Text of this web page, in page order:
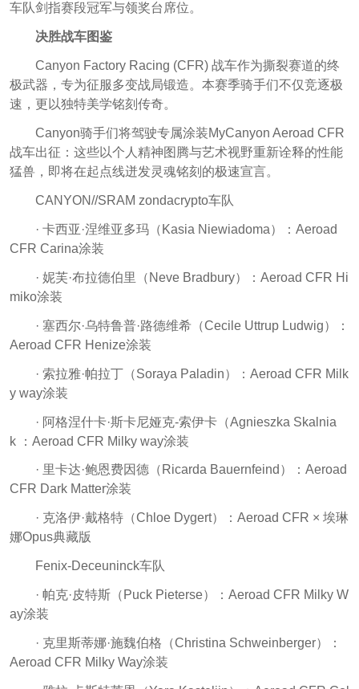
车队剑指赛段冠军与领奖台席位。
决胜战车图鉴
Canyon Factory Racing (CFR) 战车作为撕裂赛道的终
极武器，专为征服多变战局锻造。本赛季骑手们不仅竞逐极
速，更以独特美学铭刻传奇。
Canyon骑手们将驾驶专属涂装MyCanyon Aeroad CFR
战车出征：这些以个人精神图腾与艺术视野重新诠释的性能
猛兽，即将在起点线迸发灵魂铭刻的极速宣言。
CANYON//SRAM zondacrypto车队
· 卡西亚·涅维亚多玛（Kasia Niewiadoma）：Aeroad
CFR Carina涂装
· 妮芙·布拉德伯里（Neve Bradbury）：Aeroad CFR Hi
miko涂装
· 塞西尔·乌特鲁普·路德维希（Cecile Uttrup Ludwig）：
Aeroad CFR Henize涂装
· 索拉雅·帕拉丁（Soraya Paladin）：Aeroad CFR Milk
y way涂装
· 阿格涅什卡·斯卡尼娅克-索伊卡（Agnieszka Skalnia
k ：Aeroad CFR Milky way涂装
· 里卡达·鲍恩费因德（Ricarda Bauernfeind）：Aeroad
CFR Dark Matter涂装
· 克洛伊·戴格特（Chloe Dygert）：Aeroad CFR × 埃琳
娜Opus典藏版
Fenix-Deceuninck车队
· 帕克·皮特斯（Puck Pieterse）：Aeroad CFR Milky W
ay涂装
· 克里斯蒂娜·施魏伯格（Christina Schweinberger）：
Aeroad CFR Milky Way涂装